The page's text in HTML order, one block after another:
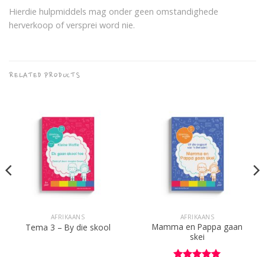
Hierdie hulpmiddels mag onder geen omstandighede
herverkoop of versprei word nie.
RELATED PRODUCTS
AFRIKAANS
Tema 3 – By die skool
AFRIKAANS
Mamma en Pappa gaan
skei